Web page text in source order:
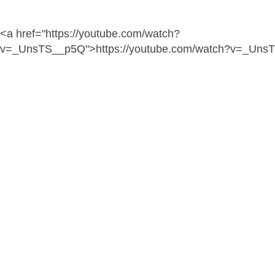
<a href="https://youtube.com/watch?
v=_UnsTS__p5Q">https://youtube.com/